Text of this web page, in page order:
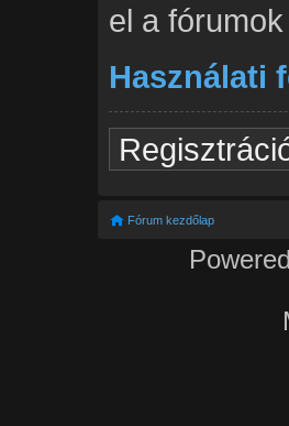
el a
Használati
Fórum kezdőlap